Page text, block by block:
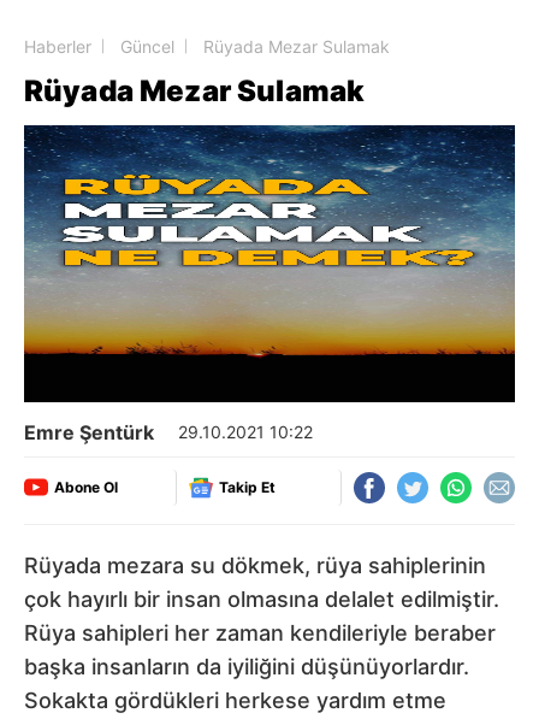
Haberler Güncel Rüyada Mezar Sulamak
Rüyada Mezar Sulamak
Emre Şentürk 29.10.2021 10:22
Abone Ol Takip Et
Rüyada mezara su dökmek, rüya sahiplerinin
çok hayırlı bir insan olmasına delalet edilmiştir.
Rüya sahipleri her zaman kendileriyle beraber
başka insanların da iyiliğini düşünüyorlardır.
Sokakta gördükleri herkese yardım etme